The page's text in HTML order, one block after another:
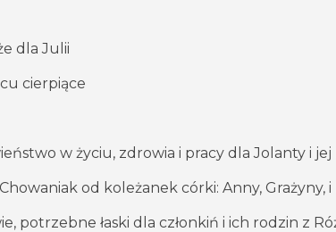
dla Julii
cierpiące
w życiu, zdrowia i pracy dla Jolanty i
od koleżanek córki: Anny, Grażyny,
potrzebne łaski dla członkiń i ich rodzin z